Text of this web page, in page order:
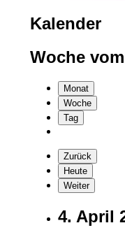
Kalender
Woche
Monat
Woche
Tag
Zurück
Heute
Weiter
4. April